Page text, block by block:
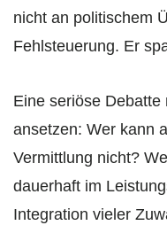
nicht an politischem
Fehlsteuerung. Er
Eine seriöse
ansetzen: Wer kann
Vermittlung nicht?
dauerhaft im
Integration vieler